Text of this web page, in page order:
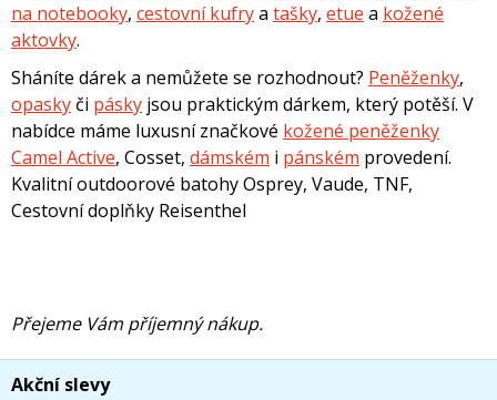
na notebooky, cestovní kufrya tašky, etue a kožené
aktovky.
Sháníte dárek a nemůžete se rozhodnout? Peněženky,
opasky či pásky jsou praktickým dárkem, který potěší. V
nabídce máme luxusní značkové kožené peněženky
Camel Active, Cosset, dámském i pánském provedení.
Kvalitní outdoorové batohy Osprey, Vaude, TNF,
Cestovní doplňky Reisenthel
Přejeme Vám příjemný nákup.
Akční slevy